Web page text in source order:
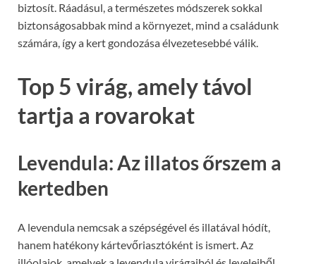
biztosít. Ráadásul, a természetes módszerek sokkal
biztonságosabbak mind a környezet, mind a családunk
számára, így a kert gondozása élvezetesebbé válik.
Top 5 virág, amely távol
tartja a rovarokat
Levendula: Az illatos őrszem a
kertedben
A levendula nemcsak a szépségével és illatával hódít,
hanem hatékony kártevőriasztóként is ismert. Az